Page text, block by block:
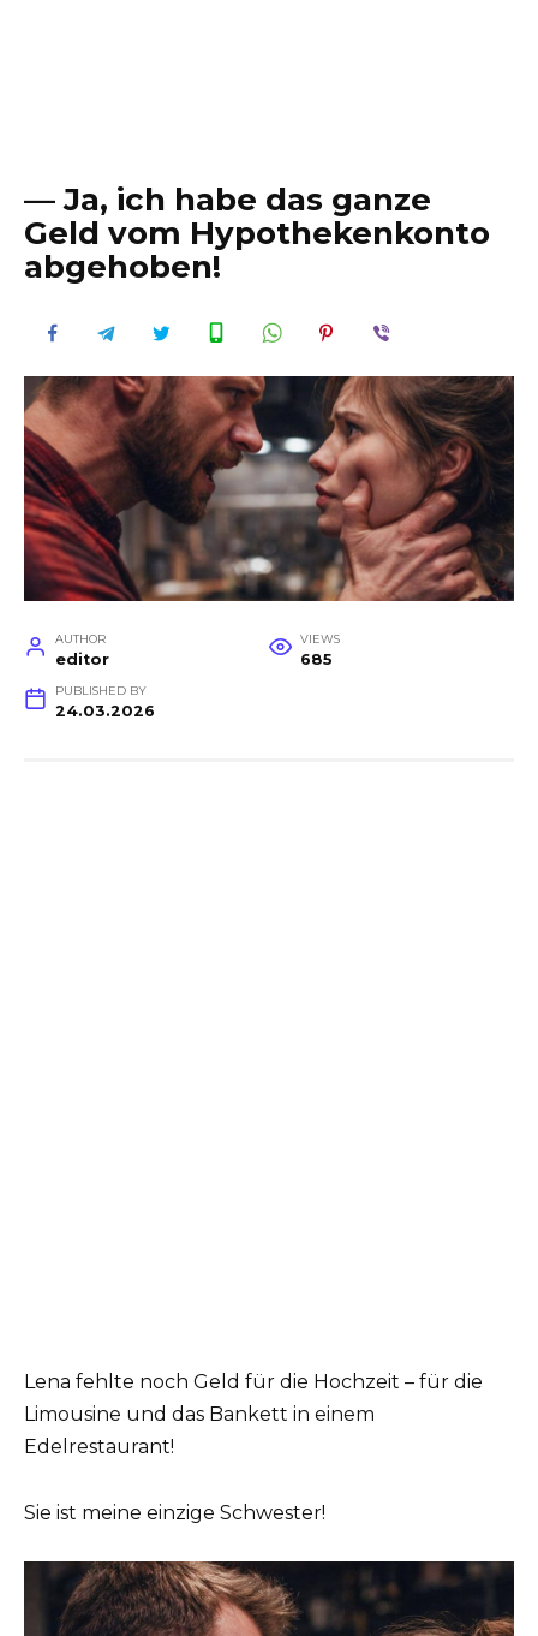
— Ja, ich habe das ganze
Geld vom Hypothekenkonto
abgehoben!
AUTHOR
editor
VIEWS
685
PUBLISHED BY
24.03.2026
Lena fehlte noch Geld für die Hochzeit – für die
Limousine und das Bankett in einem
Edelrestaurant!
Sie ist meine einzige Schwester!